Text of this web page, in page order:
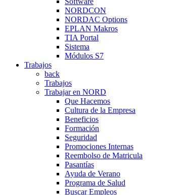
NORDCON
NORDAC Options
EPLAN Makros
TIA Portal
Sistema
Módulos S7
Trabajos
back
Trabajos
Trabajar en NORD
Que Hacemos
Cultura de la Empresa
Beneficios
Formación
Seguridad
Promociones Internas
Reembolso de Matricula
Pasantías
Ayuda de Verano
Programa de Salud
Buscar Empleos